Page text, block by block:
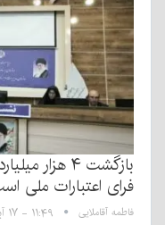
بازگشت ۴
فرای اعتبارات ملی
فاطمه آقاملایی ۱۱:۴۹ - ۱۷ آبان ۱۴۰۴